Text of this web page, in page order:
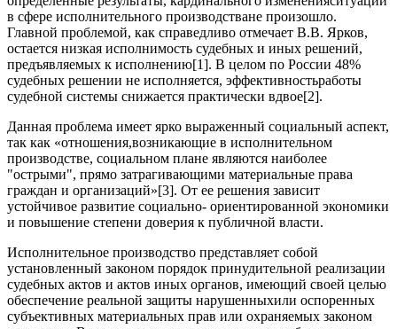
в сфере исполнительного производстване произошло.
Главной проблемой, как справедливо отмечает В.В. Ярков,
остается низкая исполнимость судебных и иных решений,
предъявляемых к исполнению[1]. В целом по России 48%
судебных решении не исполняется, эффективностьработы
судебной системы снижается практически вдвое[2].
Данная проблема имеет ярко выраженный социальный аспект,
так как «отношения,возникающие в исполнительном
производстве, социальном плане являются наиболее
"острыми", прямо затрагивающими материальные права
граждан и организаций»[3]. От ее решения зависит
устойчивое развитие социально- ориентированной экономики
и повышение степени доверия к публичной власти.
Исполнительное производство представляет собой
установленный законом порядок принудительной реализации
судебных актов и актов иных органов, имеющий своей целью
обеспечение реальной защиты нарушенныхили оспоренных
субъективных материальных прав или охраняемых законом